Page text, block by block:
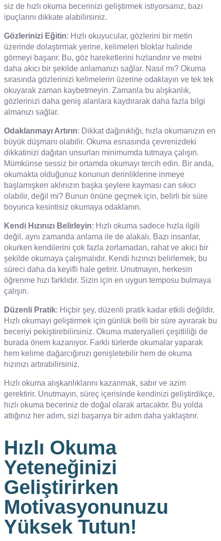
siz de hızlı okuma becerinizi geliştirmek istiyorsanız, bazı
ipuçlarını dikkate alabilirsiniz.
Gözlerinizi Eğitin: Hızlı okuyucular, gözlerini bir metin
üzerinde dolaştırmak yerine, kelimeleri bloklar halinde
görmeyi başarır. Bu, göz hareketlerini hızlandırır ve metni
daha akıcı bir şekilde anlamanızı sağlar. Nasıl mı? Okuma
sırasında gözlerinizi kelimelerin üzerine odaklayın ve tek tek
okuyarak zaman kaybetmeyin. Zamanla bu alışkanlık,
gözlerinizi daha geniş alanlara kaydırarak daha fazla bilgi
almanızı sağlar.
Odaklanmayı Artırın: Dikkat dağınıklığı, hızla okumanızın en
büyük düşmanı olabilir. Okuma esnasında çevrenizdeki
dikkatinizi dağıtan unsurları minimumda tutmaya çalışın.
Mümkünse sessiz bir ortamda okumayı tercih edin. Bir anda,
okumakta olduğunuz konunun derinliklerine inmeye
başlamışken aklınızın başka şeylere kayması can sıkıcı
olabilir, değil mi? Bunun önüne geçmek için, belirli bir süre
boyunca kesintisiz okumaya odaklanın.
Kendi Hızınızı Belirleyin: Hızlı okuma sadece hızla ilgili
değil, aynı zamanda anlama ile de alakalı. Bazı insanlar,
okurken kendilerini çok fazla zorlamadan, rahat ve akıcı bir
şekilde okumaya çalışmalıdır. Kendi hızınızı belirlemek, bu
süreci daha da keyifli hale getirir. Unutmayın, herkesin
öğrenme hızı farklıdır. Sizin için en uygun temposu bulmaya
çalışın.
Düzenli Pratik: Hiçbir şey, düzenli pratik kadar etkili değildir.
Hızlı okumayı geliştirmek için günlük belli bir süre ayırarak bu
beceriyi pekiştirebilirsiniz. Okuma materyalleri çeşitliliği de
burada önem kazanıyor. Farklı türlerde okumalar yaparak
hem kelime dağarcığınızı genişletebilir hem de okuma
hızınızı artırabilirsiniz.
Hızlı okuma alışkanlıklarını kazanmak, sabır ve azim
gerektirir. Unutmayın, süreç içerisinde kendinizi geliştirdikçe,
hızlı okuma beceriniz de doğal olarak artacaktır. Bu yolda
attığınız her adım, sizi başarıya bir adım daha yaklaştırır.
Hızlı Okuma
Yeteneğinizi
Geliştirirken
Motivasyonunuzu
Yüksek Tutun!